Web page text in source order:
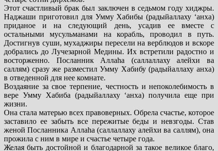
Этот счастливый брак был заключен в седьмом году хиджры.
Наджаши приготовил для Умму Хабибы (радыйаллаху ‘анха)
приданое и на следующий день, усадив ее вместе с
остальными мусульманами на корабль, проводил в путь.
Достигнув суши, мухаджиры пересели на верблюдов и вскоре
добрались до Лучезарной Медины. Их встретили радостно и
восторженно. Посланник Аллаhа (саллаллаху алейхи ва
саллям) сразу же разместил Умму Хабибу (радыйаллаху анха)
в отведенной для нее комнате.
Воздаяние за свое терпение, честность и непоколебимость в
вере Умму Хабиба (радыйаллаху ‘анха) получила еще при
жизни.
Она стала матерью всех правоверных. Обрела счастье, которое
заставило ее забыть все пережитые беды и невзгоды. Став
женой Посланника Аллаhа (саллаллаху алейхи ва саллям), она
прожила с ним в мире и счастье четыре года.
Желая быть достойной и благодарной за такое великое благо,